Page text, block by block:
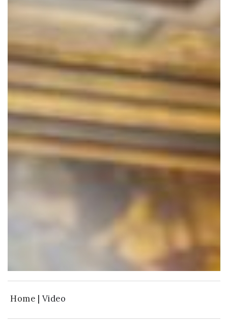
Home | Video
Acconsento
all'uso dei
miei dati
personali in
accordo
con il
decreto
legislativo